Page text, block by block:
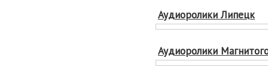
Аудиоролики Липецк
Аудиоролики